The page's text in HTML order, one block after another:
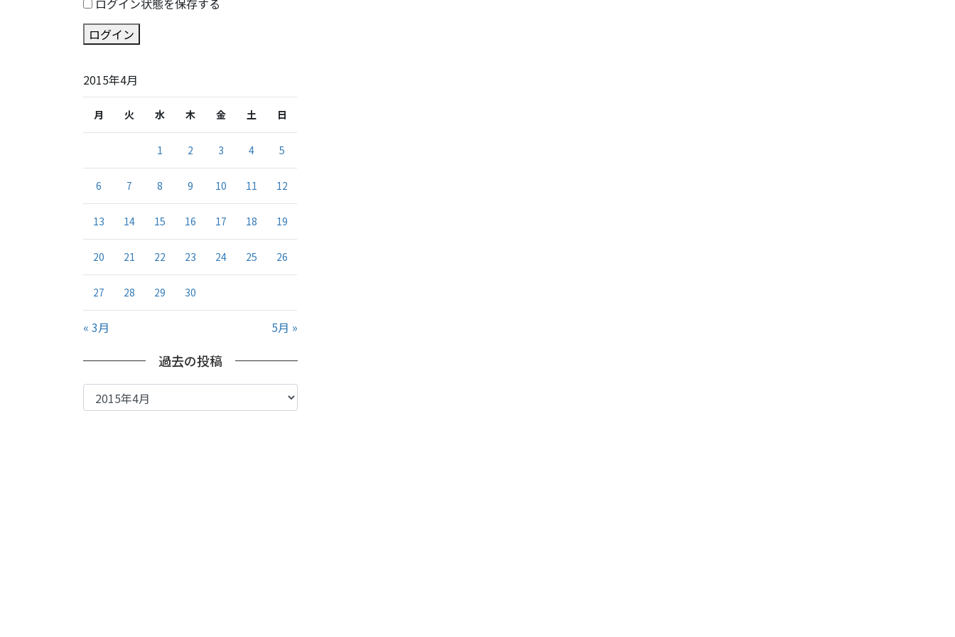
ログイン状態を保存する
ログイン
2015年4月
月 火 水 木 金 土 日
1 2 3 4 5
6 7 8 9 10 11 12
13 14 15 16 17 18 19
20 21 22 23 24 25 26
27 28 29 30
« 3月 5月 »
過去の投稿
過
去